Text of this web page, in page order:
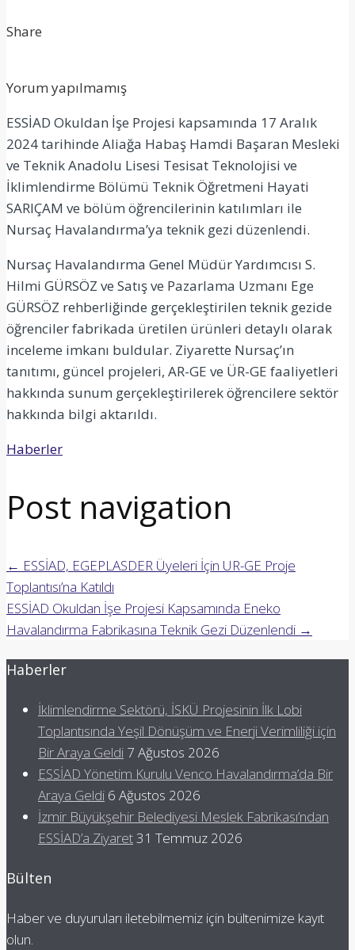
Share
Yorum yapılmamış
ESSİAD Okuldan İşe Projesi kapsamında 17 Aralık
2024 tarihinde Aliağa Habaş Hamdi Başaran Mesleki
ve Teknik Anadolu Lisesi Tesisat Teknolojisi ve
İklimlendirme Bölümü Teknik Öğretmeni Hayati
SARIÇAM ve bölüm öğrencilerinin katılımları ile
Nursaç Havalandırma’ya teknik gezi düzenlendi.
Nursaç Havalandırma Genel Müdür Yardımcısı S.
Hilmi GÜRSÖZ ve Satış ve Pazarlama Uzmanı Ege
GÜRSÖZ rehberliğinde gerçekleştirilen teknik gezide
öğrenciler fabrikada üretilen ürünleri detaylı olarak
inceleme imkanı buldular. Ziyarette Nursaç’ın
tanıtımı, güncel projeleri, AR-GE ve ÜR-GE faaliyetleri
hakkında sunum gerçekleştirilerek öğrencilere sektör
hakkında bilgi aktarıldı.
Haberler
Post navigation
← ESSİAD, EGEPLASDER Üyeleri İçin UR-GE Proje
Toplantısı’na Katıldı
ESSİAD Okuldan İşe Projesi Kapsamında Eneko
Havalandırma Fabrikasına Teknik Gezi Düzenlendi →
Haberler
İklimlendirme Sektörü, İSKÜ Projesinin İlk Lobi
Toplantısında Yeşil Dönüşüm ve Enerji Verimliliği için
Bir Araya Geldi 7 Ağustos 2026
ESSİAD Yönetim Kurulu Venco Havalandırma’da Bir
Araya Geldi 6 Ağustos 2026
İzmir Büyükşehir Belediyesi Meslek Fabrikası’ndan
ESSİAD’a Ziyaret31 Temmuz 2026
Bülten
Haber ve duyuruları iletebilmemiz için bültenimize kayıt
olun.